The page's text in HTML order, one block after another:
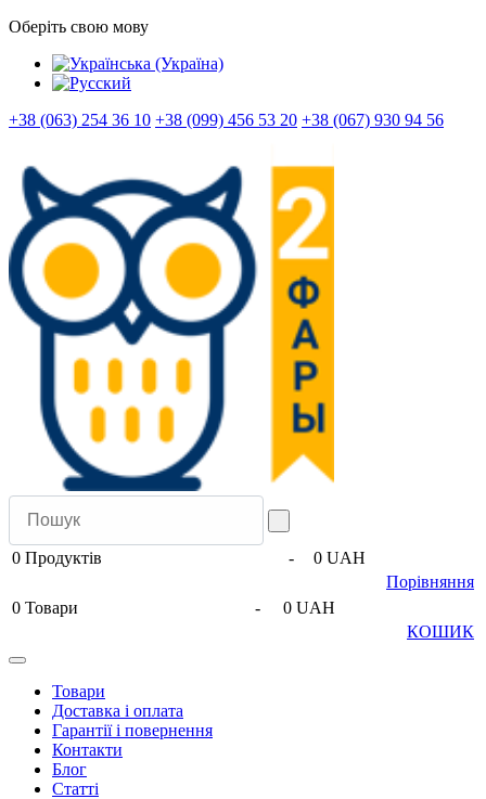
Оберіть свою мову
+38 (063) 254 36 10 +38 (099) 456 53 20 +38 (067) 930 94 56
0 Продуктів -
0 UAH
Порівняння
0 Товари -
0 UAH
КОШИК
Товари
Доставка і оплата
Гарантії і повернення
Контакти
Блог
Статті